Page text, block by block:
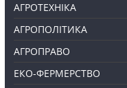
АГРОТЕХНІКА
АГРОПОЛІТИКА
АГРОПРАВО
ЕКО-ФЕРМЕРСТВО